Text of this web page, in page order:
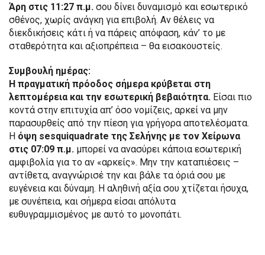
Άρη στις 11:27 π.μ. σου δίνει δυναμισμό και εσωτερικό
σθένος, χωρίς ανάγκη για επιβολή. Αν θέλεις να
διεκδικήσεις κάτι ή να πάρεις απόφαση, κάν’ το με
σταθερότητα και αξιοπρέπεια – θα εισακουστείς.
Συμβουλή ημέρας:
Η πραγματική πρόοδος σήμερα κρύβεται στη
λεπτομέρεια και την εσωτερική βεβαιότητα. Είσαι πιο
κοντά στην επιτυχία απ’ όσο νομίζεις, αρκεί να μην
παρασυρθείς από την πίεση για γρήγορα αποτελέσματα.
Η όψη sesquiquadrate της Σελήνης με τον Χείρωνα
στις 07:09 π.μ. μπορεί να ανασύρει κάποια εσωτερική
αμφιβολία για το αν «αρκείς». Μην την καταπιέσεις –
αντίθετα, αναγνώρισέ την και βάλε τα όριά σου με
ευγένεια και δύναμη. Η αληθινή αξία σου χτίζεται ήσυχα,
με συνέπεια, και σήμερα είσαι απόλυτα
ευθυγραμμισμένος με αυτό το μονοπάτι.